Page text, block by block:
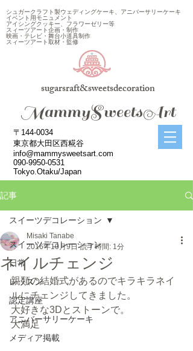
シュガークラフト製ウェディングケーキ、アニバーサリーケーキ
イベント用モニュメント
アイシングクッキー、フラワーゼリー等
スィーツアート企画・制作
映画・テレビ・舞台小道具制作
スィーツアート取材・監修
sugarsraft&sweetsdecoration
​MammySweetsArt
〒144-0034
東京都大田区西糀谷
info@mammysweetsart.com
090-9950-0531
Tokyo.Otaku/Japan
記事
スイーツデコレーション
日常
レッスン
認定講座
アニバーサリーケーキ
メディア掲載
スイーツデコレーション
ネイルチェンジ
Misaki Tanabe
2016年10月9日 読了時間: 1分
親類の結婚式があるのでキラキラネイ
ルにチェンジしてきました。
大好きな3Dとストーンで。
大満足